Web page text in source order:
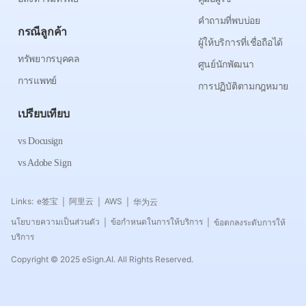
กรณีลูกค้า
ทรัพยากรบุคคล
การแพทย์
เปรียบเทียบ
vs Docusign
vs Adobe Sign
คำถามที่พบบ่อย
ผู้ให้บริการที่เชื่อถือได้
ศูนย์นักพัฒนา
การปฏิบัติตามกฎหมาย
Links: e签宝 阿里云 AWS
华为云
นโยบายความเป็นส่วนตัว
ข้อกำหนดในการให้บริการ
ข้อตกลงระดับการให้
บริการ
Copyright © 2025 eSign.AI. All Rights Reserved.